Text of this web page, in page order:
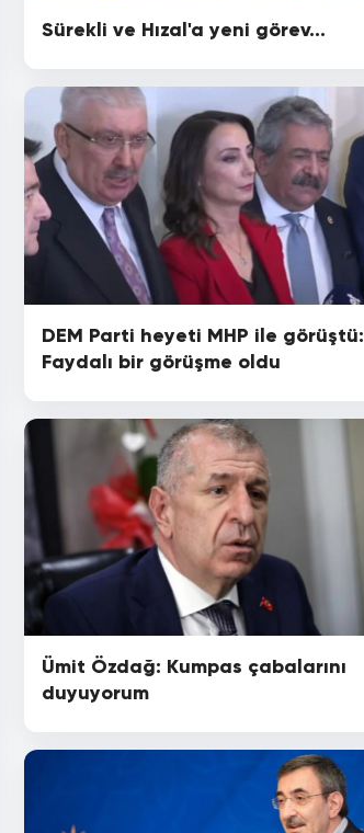
Sürekli ve Hızal'a yeni görev...
DEM Parti heyeti MHP ile görüştü:
Faydalı bir görüşme oldu
Ümit Özdağ: Kumpas çabalarını
duyuyorum